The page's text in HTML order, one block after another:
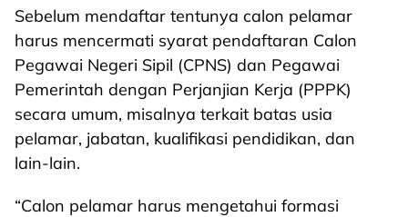
Sebelum mendaftar tentunya calon pelamar
harus mencermati syarat pendaftaran Calon
Pegawai Negeri Sipil (CPNS) dan Pegawai
Pemerintah dengan Perjanjian Kerja (PPPK)
secara umum, misalnya terkait batas usia
pelamar, jabatan, kualifikasi pendidikan, dan
lain-lain.
“Calon pelamar harus mengetahui formasi